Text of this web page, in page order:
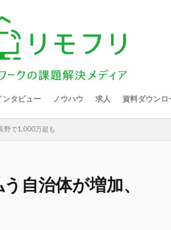
ンタビュー ノウハウ 求人 資料ダウンロ
野で1,000万超も
自治体が増加、